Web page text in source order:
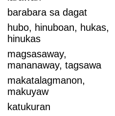
barabara sa dagat
hubo, hinuboan, hukas,
hinukas
magsasaway,
mananaway, tagsawa
makatalagmanon,
makuyaw
katukuran